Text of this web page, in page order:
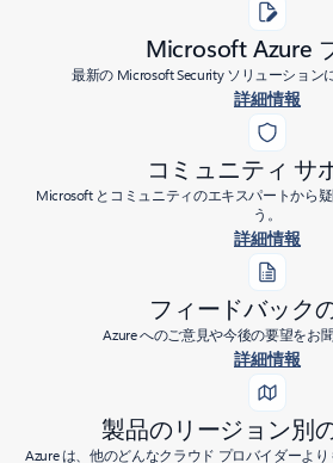
Microsoft Azure
最新の Microsoft Security ソリューション
詳細情報
コミュニティ サ
Microsoft とコミュニティのエキスパートから
う。
詳細情報
フィードバック
Azure へのご意見や今後の要望をお
詳細情報
製品のリージョン別
Azure は、他のどんなクラウド プロバイダーよ